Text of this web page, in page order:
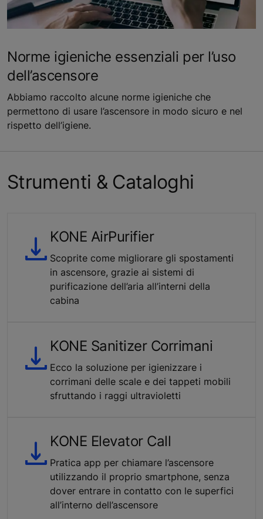
Norme igieniche essenziali per l’uso
dell’ascensore
Abbiamo raccolto alcune norme igieniche che
permettono di usare l’ascensore in modo sicuro e nel
rispetto dell’igiene.
Strumenti & Cataloghi
KONE AirPurifier
Scoprite come migliorare gli spostamenti
in ascensore, grazie ai sistemi di
purificazione dell’aria all’interni della
cabina
KONE Sanitizer Corrimani
Ecco la soluzione per igienizzare i
corrimani delle scale e dei tappeti mobili
sfruttando i raggi ultravioletti
KONE Elevator Call
Pratica app per chiamare l’ascensore
utilizzando il proprio smartphone, senza
dover entrare in contatto con le superfici
all’interno dell’ascensore